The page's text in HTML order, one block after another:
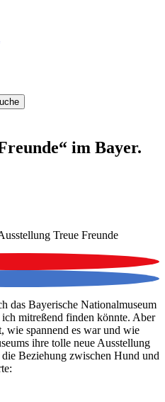
im Bayer.
das Bayerische Nationalmuseum
mitreßend finden könnte. Aber
spannend es war und wie
ihre tolle neue Ausstellung
Beziehung zwischen Hund und